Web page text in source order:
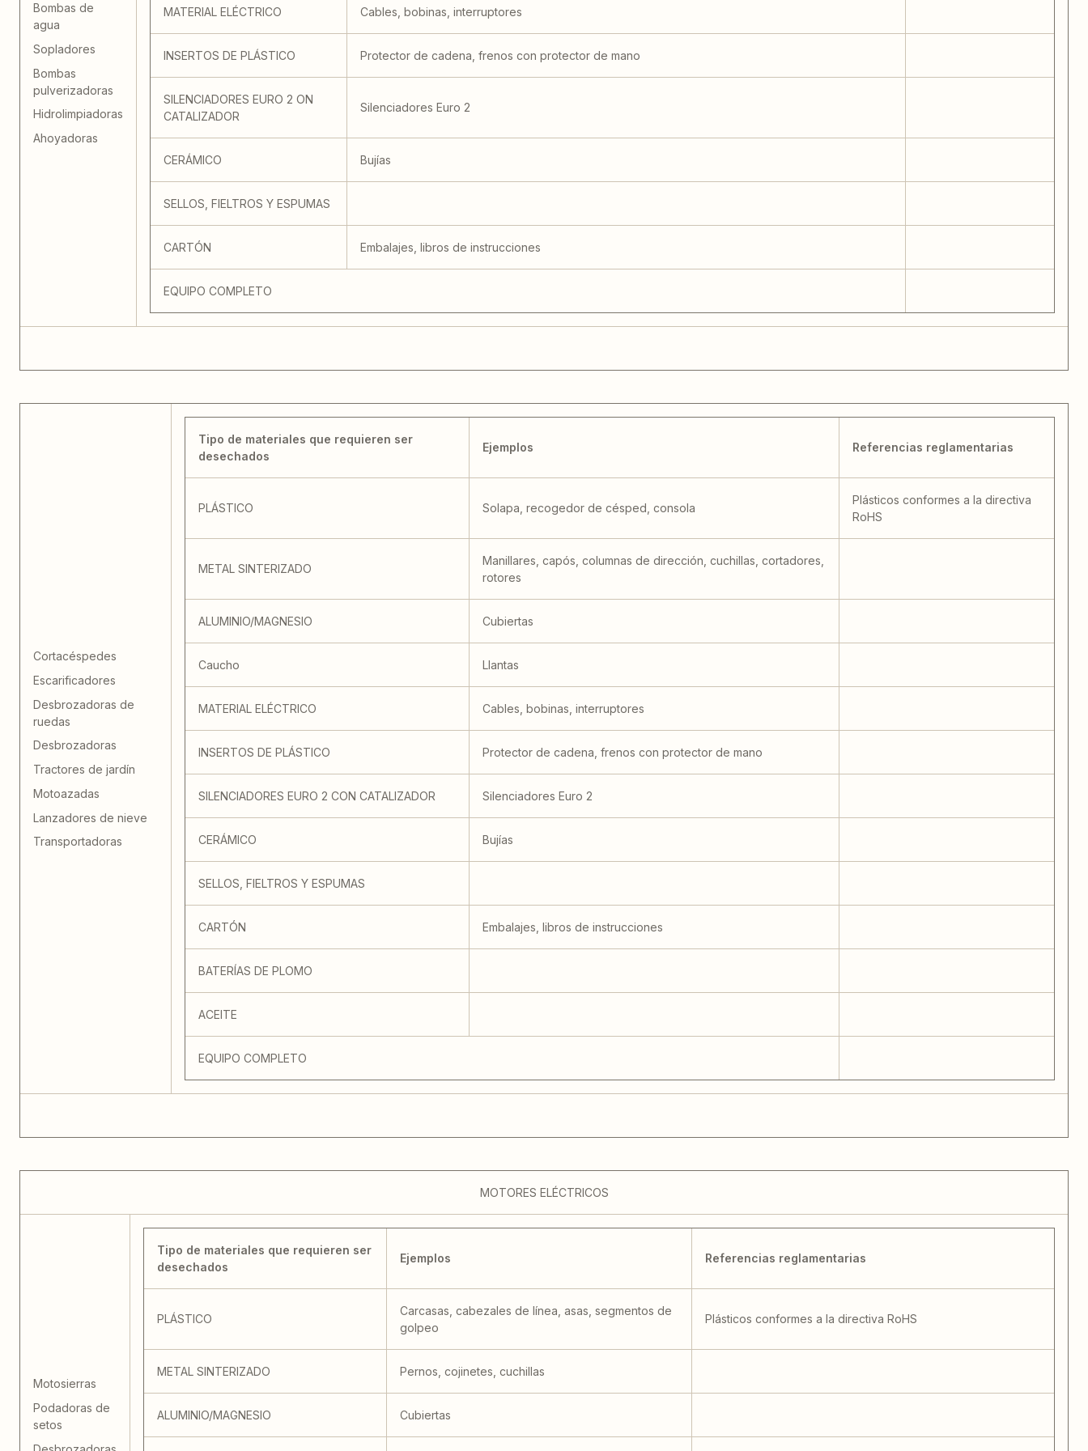
Bombas de
agua
Sopladores
Bombas
pulverizadoras
Hidrolimpiadoras
Ahoyadoras
MATERIAL ELÉCTRICO Cables, bobinas, interruptores
INSERTOS DE PLÁSTICO Protector de cadena, frenos con protector de mano
SILENCIADORES EURO 2 ON
CATALIZADOR
Silenciadores Euro 2
CERÁMICO Bujías
SELLOS, FIELTROS Y ESPUMAS
CARTÓN Embalajes, libros de instrucciones
EQUIPO COMPLETO
Cortacéspedes
Escarificadores
Desbrozadoras de
ruedas
Desbrozadoras
Tractores de jardín
Motoazadas
Lanzadores de nieve
Transportadoras
Tipo de materiales que requieren ser
desechados
Ejemplos Referencias reglamentarias
PLÁSTICO Solapa, recogedor de césped, consola
Plásticos conformes a la directiva
RoHS
METAL SINTERIZADO
Manillares, capós, columnas de dirección, cuchillas, cortadores,
rotores
ALUMINIO/MAGNESIO Cubiertas
Caucho Llantas
MATERIAL ELÉCTRICO Cables, bobinas, interruptores
INSERTOS DE PLÁSTICO Protector de cadena, frenos con protector de mano
SILENCIADORES EURO 2 CON CATALIZADOR Silenciadores Euro 2
CERÁMICO Bujías
SELLOS, FIELTROS Y ESPUMAS
CARTÓN Embalajes, libros de instrucciones
BATERÍAS DE PLOMO
ACEITE
EQUIPO COMPLETO
MOTORES ELÉCTRICOS
Motosierras
Podadoras de
setos
Tipo de materiales que requieren ser
desechados
Ejemplos Referencias reglamentarias
PLÁSTICO
Carcasas, cabezales de línea, asas, segmentos de
golpeo
Plásticos conformes a la directiva RoHS
METAL SINTERIZADO Pernos, cojinetes, cuchillas
ALUMINIO/MAGNESIO Cubiertas